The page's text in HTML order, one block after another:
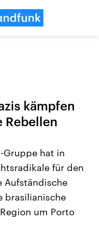
USA
Aktuelle Beiträge,
Hintergründe
Wirtschaftlich und
gehören die Vereinigten
den mächtigsten Ländern
kämpfen
Rebellen
Gruppe hat in
für den
Aufständische
brasilianische
um Porto